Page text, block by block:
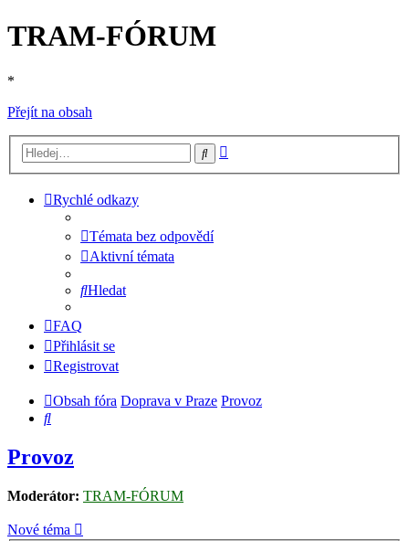
TRAM-FÓRUM
*
Přejít na obsah
Hledat
Rychlé odkazy
Témata bez odpovědí
Aktivní témata
Hledat
FAQ
Přihlásit se
Registrovat
Obsah fóra Doprava v Praze Provoz
Hledat
Provoz
Moderátor: TRAM-FÓRUM
Nové téma